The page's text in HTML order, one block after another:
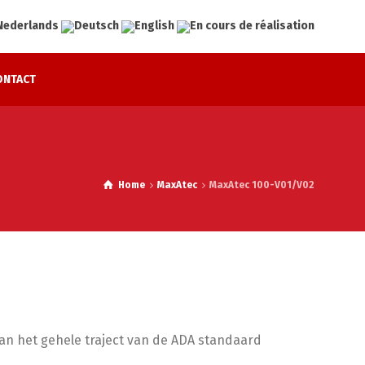
Home MaxAtec MaxAtec 100-V01/V02
het gehele traject van de ADA standaard